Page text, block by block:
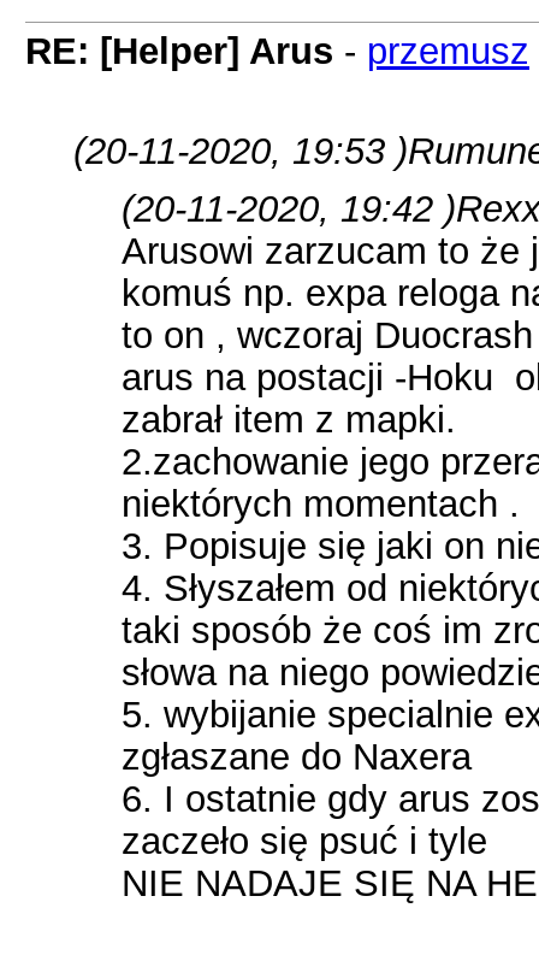
RE: [Helper] Arus - przemusz
(20-11-2020, 19:53 )
(20-11-2020, 19:42 )
Arusowi zarzucam to że
komuś np. expa reloga
to on , wczoraj
arus na postacji -Hoku
zabrał item z mapki.
2.zachowanie jego
niektórych momentach .
3. Popisuje się jaki on
4. Słyszałem od
taki sposób że coś im
słowa na niego
5. wybijanie specialnie
zgłaszane do Naxera
6. I ostatnie gdy arus
zaczeło się psuć i tyle
NIE NADAJE SIĘ NA